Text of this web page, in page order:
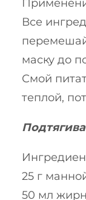
Все
маску до
Смой
теплой,
25 г
50 мл